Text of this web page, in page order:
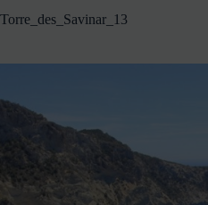
Torre_des_Savinar_13